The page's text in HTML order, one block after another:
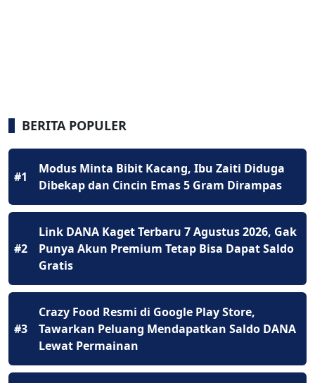
BERITA POPULER
#1
Modus Minta Bibit Kacang, Ibu Zaiti Diduga
Dibekap dan Cincin Emas 5 Gram Dirampas
#2
Link DANA Kaget Terbaru 7 Agustus 2026, Gak
Punya Akun Premium Tetap Bisa Dapat Saldo
Gratis
#3
Crazy Food Resmi di Google Play Store,
Tawarkan Peluang Mendapatkan Saldo DANA
Lewat Permainan